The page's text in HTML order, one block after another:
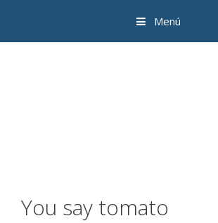
Menú
You say tomato